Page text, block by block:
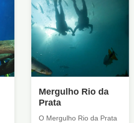
Mergulho Rio da
Prata
O Mergulho Rio da Prata